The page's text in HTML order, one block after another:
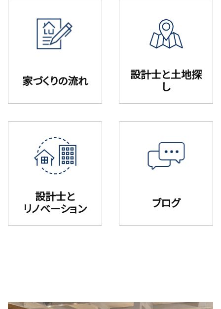
家づくりの流れ
設計⼠と⼟地探
し
設計士と
リノベーション
ブログ